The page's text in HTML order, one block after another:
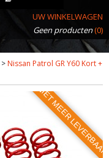
UW WINKELWAGEN
Geen producten(0)
> Nissan Patrol GR Y60 Kort +
NIET MEER LEVERBAAR